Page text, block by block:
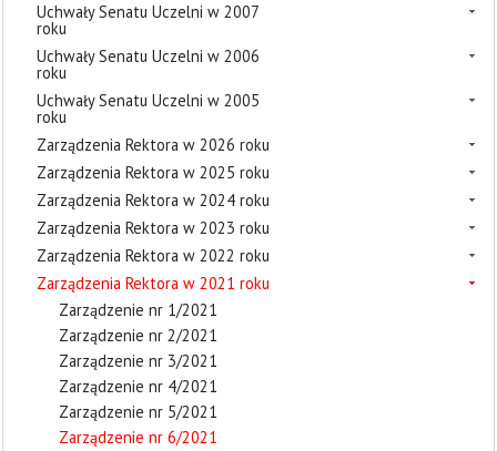
Uchwały Senatu Uczelni w 2007
roku
Uchwały Senatu Uczelni w 2006
roku
Uchwały Senatu Uczelni w 2005
roku
Zarządzenia Rektora w 2026 roku
Zarządzenia Rektora w 2025 roku
Zarządzenia Rektora w 2024 roku
Zarządzenia Rektora w 2023 roku
Zarządzenia Rektora w 2022 roku
Zarządzenia Rektora w 2021 roku
Zarządzenie nr 1/2021
Zarządzenie nr 2/2021
Zarządzenie nr 3/2021
Zarządzenie nr 4/2021
Zarządzenie nr 5/2021
Zarządzenie nr 6/2021